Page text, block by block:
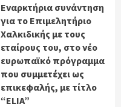
Εναρκτήρια συνάντηση
για το Επιμελητήριο
Χαλκιδικής με τους
εταίρους του, στο νέο
ευρωπαϊκό πρόγραμμα
που συμμετέχει ως
επικεφαλής, με τίτλο
“ELIA”